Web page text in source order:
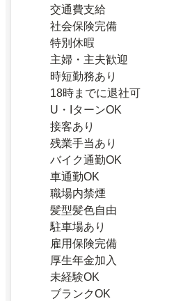
交通費支給
社会保険完備
特別休暇
主婦・主夫歓迎
時短勤務あり
18時までに退社可
U・IターンOK
接客あり
残業手当あり
バイク通勤OK
車通勤OK
職場内禁煙
髪型髪色自由
駐車場あり
雇用保険完備
厚生年金加入
未経験OK
ブランクOK